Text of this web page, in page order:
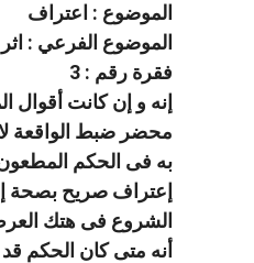
الموضوع : اعتراف
الموضوع الفرعي :
فقرة رقم : 3
إنه و إن كانت أقوال
محضر ضبط الواقعة
به فى الحكم
إعتراف صريح بصحة
الشروع فى هتك
أنه متى كان الحكم قد